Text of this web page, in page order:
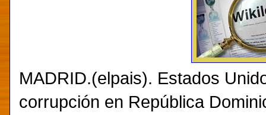
MADRID.(elpais). Estados
corrupción en República